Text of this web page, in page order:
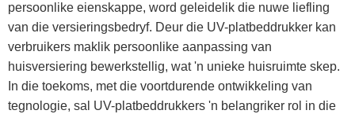
persoonlike eienskappe, word geleidelik die nuwe liefling
van die versieringsbedryf. Deur die UV-platbeddrukker kan
verbruikers maklik persoonlike aanpassing van
huisversiering bewerkstellig, wat 'n unieke huisruimte skep.
In die toekoms, met die voortdurende ontwikkeling van
tegnologie, sal UV-platbeddrukkers 'n belangriker rol in die